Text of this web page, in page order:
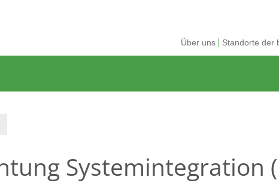
Über uns Standorte der
Systemintegration